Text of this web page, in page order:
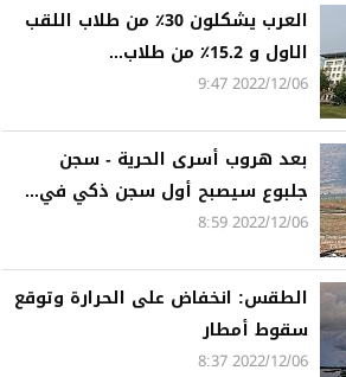
العرب يشكلون 30٪ من طلاب اللقب
الاول و 15.2٪ من طلاب...
2022/12/06 9:47
بعد هروب أسرى الحرية - سجن
جلبوع سيصبح أول سجن ذكي في...
2022/12/06 8:59
الطقس: انخفاض على الحرارة وتوقع
سقوط أمطار
2022/12/06 8:37